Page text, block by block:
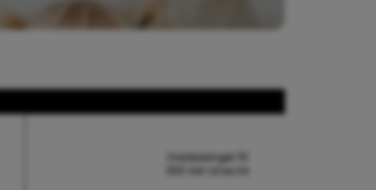
Daalsesingel 51
3511 SW Utrecht